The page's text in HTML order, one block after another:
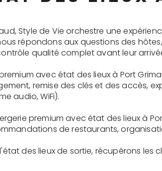
Style de Vie orchestre une
répondons aux questions des
qualité complet avant leur
avec état des lieux à Port
remise des clés et des accès,
audio, WiFi).
premium avec état des lieux à
de restaurants,
des lieux de sortie, récupérons les